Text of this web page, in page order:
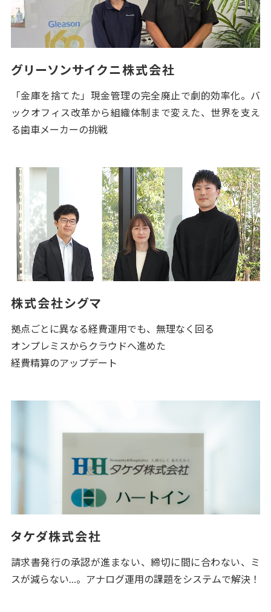
グリーソンサイクニ株式会社
「金庫を捨てた」現金管理の完全廃止で劇的効率化。バ
ックオフィス改革から組織体制まで変えた、世界を支え
る歯車メーカーの挑戦
株式会社シグマ
拠点ごとに異なる経費運用でも、無理なく回る
オンプレミスからクラウドへ進めた
経費精算のアップデート
タケダ株式会社
請求書発行の承認が進まない、締切に間に合わない、ミ
スが減らない…。アナログ運用の課題をシステムで解決！